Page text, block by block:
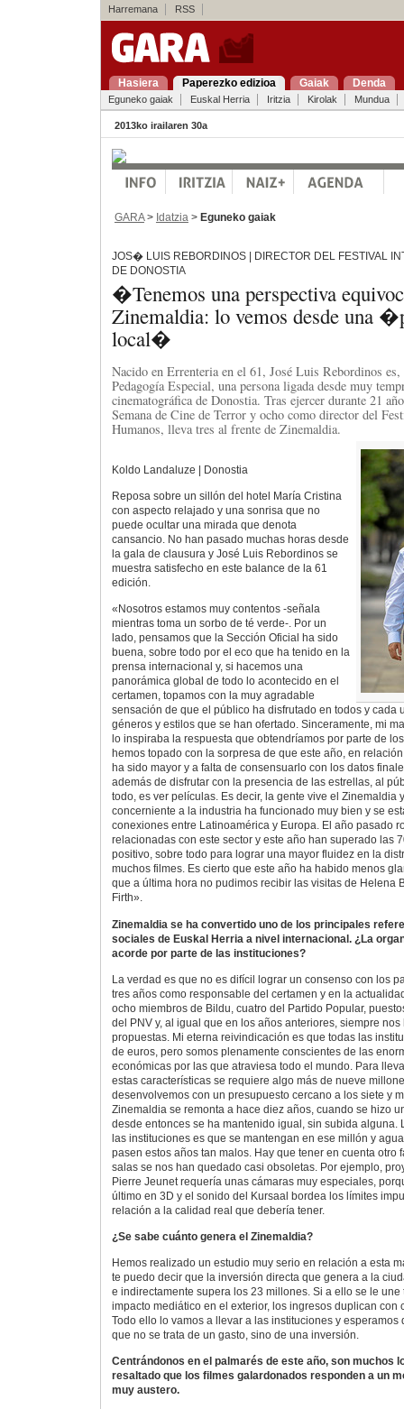
Harremana RSS
Hasiera Paperezko edizioa Gaiak Denda
Eguneko gaiak Euskal Herria Iritzia Kirolak Mundua
2013ko irailaren 30a
GARA> Idatzia > Eguneko gaiak
JOS� LUIS REBORDINOS | DIRECTOR DEL FESTIVAL
DE DONOSTIA
�Tenemos una perspectiva
Zinemaldia: lo vemos desde una
local�
Nacido en Errenteria en el 61, José Luis Rebordinos es,
Pedagogía Especial, una persona ligada desde muy
cinematográfica de Donostia. Tras ejercer durante 21
Semana de Cine de Terror y ocho como director del
Humanos, lleva tres al frente de Zinemaldia.
Koldo Landaluze | Donostia
Reposa sobre un sillón del hotel María Cristina
con aspecto relajado y una sonrisa que no
puede ocultar una mirada que denota
cansancio. No han pasado muchas horas desde
la gala de clausura y José Luis Rebordinos se
muestra satisfecho en este balance de la 61
edición.
«Nosotros estamos muy contentos -señala
mientras toma un sorbo de té verde-. Por un
lado, pensamos que la Sección Oficial ha sido
buena, sobre todo por el eco que ha tenido en la
prensa internacional y, si hacemos una
panorámica global de todo lo acontecido en el
certamen, topamos con la muy agradable
sensación de que el público ha disfrutado en todos y cada
géneros y estilos que se han ofertado. Sinceramente, mi
lo inspiraba la respuesta que obtendríamos por parte de
hemos topado con la sorpresa de que este año, en
ha sido mayor y a falta de consensuarlo con los datos
además de disfrutar con la presencia de las estrellas, al
todo, es ver películas. Es decir, la gente vive el Zinemaldia
concerniente a la industria ha funcionado muy bien y se
conexiones entre Latinoamérica y Europa. El año pasado
relacionadas con este sector y este año han superado las
positivo, sobre todo para lograr una mayor fluidez en la
muchos filmes. Es cierto que este año ha habido menos
que a última hora no pudimos recibir las visitas de Helena
Firth».
Zinemaldia se ha convertido uno de los principales
sociales de Euskal Herria a nivel internacional. ¿La
acorde por parte de las instituciones?
La verdad es que no es difícil lograr un consenso con los
tres años como responsable del certamen y en la
ocho miembros de Bildu, cuatro del Partido Popular,
del PNV y, al igual que en los años anteriores, siempre
propuestas. Mi eterna reivindicación es que todas las
de euros, pero somos plenamente conscientes de las
económicas por las que atraviesa todo el mundo. Para
estas características se requiere algo más de nueve
desenvolvemos con un presupuesto cercano a los siete y
Zinemaldia se remonta a hace diez años, cuando se hizo
desde entonces se ha mantenido igual, sin subida alguna.
las instituciones es que se mantengan en ese millón y
pasen estos años tan malos. Hay que tener en cuenta otro
salas se nos han quedado casi obsoletas. Por ejemplo,
Pierre Jeunet requería unas cámaras muy especiales,
último en 3D y el sonido del Kursaal bordea los límites
relación a la calidad real que debería tener.
¿Se sabe cuánto genera el Zinemaldia?
Hemos realizado un estudio muy serio en relación a esta
te puedo decir que la inversión directa que genera a la
e indirectamente supera los 23 millones. Si a ello se le
impacto mediático en el exterior, los ingresos duplican con
Todo ello lo vamos a llevar a las instituciones y esperamos
que no se trata de un gasto, sino de una inversión.
Centrándonos en el palmarés de este año, son muchos
resaltado que los filmes galardonados responden a un
muy austero.